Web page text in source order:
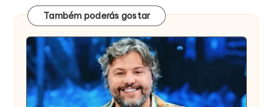
Também poderás gostar